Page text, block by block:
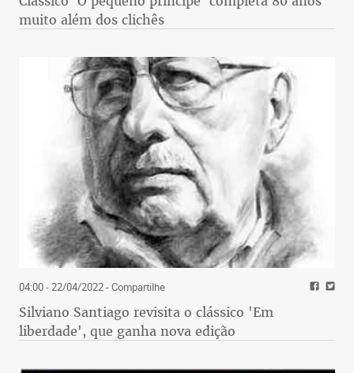
muito além dos clichês
04:00 - 22/04/2022- Compartilhe
Silviano Santiago revisita o clássico 'Em
liberdade', que ganha nova edição